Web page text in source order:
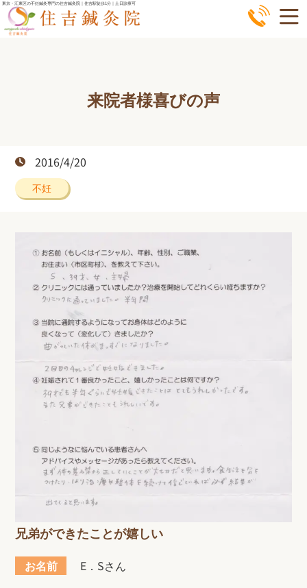
コ
ン
東京・江東区の不妊鍼灸専門の住吉鍼灸院｜住吉駅徒歩1分｜土日診療可
来院者様喜びの声
2016/4/20
不妊
兄弟ができたことが嬉しい
お名前
E．Sさん